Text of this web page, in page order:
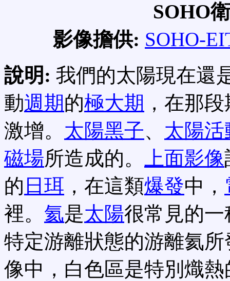
SOHO
影像擔供: SOHO-
說明: 我們的太陽現在還
動週期的極大期 ，在那
激增。 太陽黑子、 太陽
磁場所造成的。 上面影像
的 日珥 ，在這類爆發中，
裡。 氦是太陽很常見的一
特定游離狀態的游離氦所
像中，白色區是特別熾